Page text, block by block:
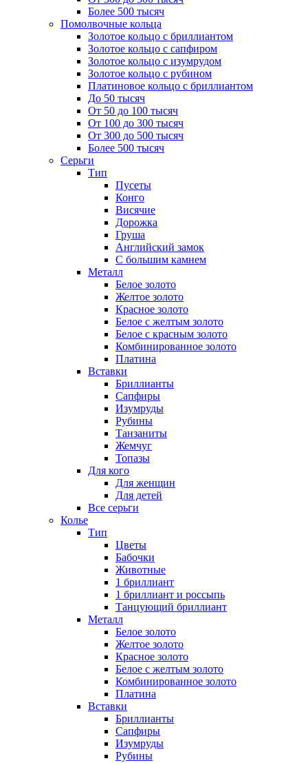
Более 500 тысяч
Помолвочные кольца
Золотое кольцо с бриллиантом
Золотое кольцо с сапфиром
Золотое кольцо с изумрудом
Золотое кольцо с рубином
Платиновое кольцо с бриллиантом
До 50 тысяч
От 50 до 100 тысяч
От 100 до 300 тысяч
От 300 до 500 тысяч
Более 500 тысяч
Серьги
Тип
Пусеты
Конго
Висячие
Дорожка
Груша
Английский замок
С большим камнем
Металл
Белое золото
Желтое золото
Красное золото
Белое с желтым золото
Белое с красным золото
Комбинированное золото
Платина
Вставки
Бриллианты
Сапфиры
Изумруды
Рубины
Танзаниты
Жемчуг
Топазы
Для кого
Для женщин
Для детей
Все серьги
Колье
Тип
Цветы
Бабочки
Животные
1 бриллиант
1 бриллиант и россыпь
Танцующий бриллиант
Металл
Белое золото
Желтое золото
Красное золото
Белое с желтым золото
Комбинированное золото
Платина
Вставки
Бриллианты
Сапфиры
Изумруды
Рубины